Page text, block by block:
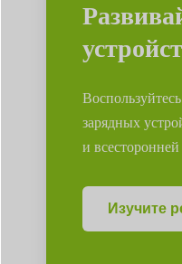
зарядных
и
Изучите